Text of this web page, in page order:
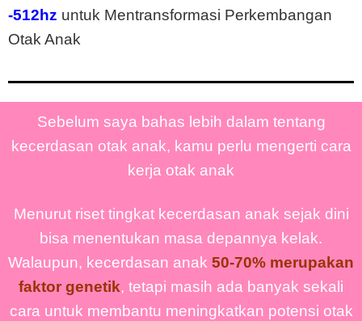
-512hz untuk Mentransformasi Perkembangan
Otak Anak
Sebelum saya bahas lebih dalam tentang
kecerdasan otak anak, kamu perlu mengerti cara
kerja otak anak
Menurut riset tingkat kecerdasan anak sejak dini
bisa menentukan masa depannya kelak.
Walaupun, kecerdasan anak 50-70% merupakan
faktor genetik, tetapi masih ada banyak sekali
cara untuk membantu meningkatkan potensi otak